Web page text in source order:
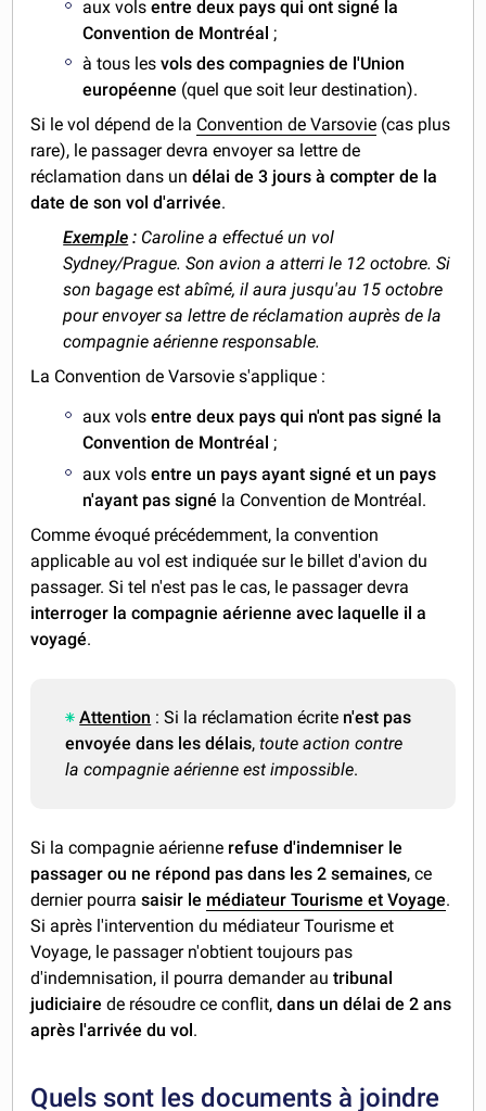
aux volsentre deux pays qui ont signé la
Convention de Montréal ;
à tous lesvols des compagnies de l'Union
européenne (quel que soit leur destination).
Si le vol dépend de la Convention de Varsovie (cas plus
rare), le passager devra envoyer sa lettre de
réclamation dans undélai de 3 jours à compter de la
date de son vol d'arrivée.
Exemple : Caroline a effectué un vol
Sydney/Prague. Son avion a atterri le 12 octobre. Si
son bagage est abîmé, il aura jusqu'au 15 octobre
pour envoyer sa lettre de réclamation auprès de la
compagnie aérienne responsable.
La Convention de Varsovie s'applique :
aux volsentre deux pays qui n'ont pas signé la
Convention de Montréal ;
aux volsentre un pays ayant signé et un pays
n'ayant pas signé la Convention de Montréal.
Comme évoqué précédemment, la convention
applicable au vol est indiquée sur le billet d'avion du
passager. Si tel n'est pas le cas, le passager devra
interroger la compagnie aérienne avec laquelle il a
voyagé.
Attention : Si la réclamation écrite n'est pas
envoyée dans les délais,toute action contre
la compagnie aérienne est impossible.
Si la compagnie aérienne refuse d'indemniser le
passager ou ne répond pas dans les 2 semaines, ce
dernier pourrasaisir le médiateur Tourisme et Voyage.
Si après l'intervention du médiateur Tourisme et
Voyage, le passager n'obtient toujours pas
d'indemnisation, il pourra demander autribunal
judiciaire de résoudre ce conflit,dans un délai de 2 ans
après l'arrivée du vol.
Quels sont les documents à joindre